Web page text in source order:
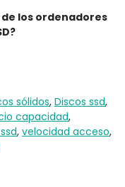
los ordenadores
sólidos, Discos ssd,
capacidad,
, velocidad acceso,